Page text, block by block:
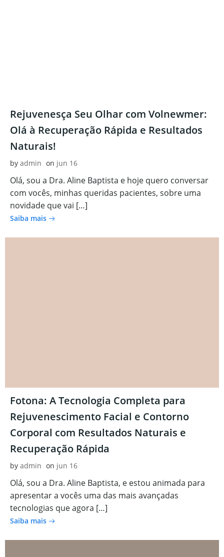
Rejuvenesça Seu Olhar com Volnewmer:
Olá à Recuperação Rápida e Resultados
Naturais!
by admin on jun 16
Olá, sou a Dra. Aline Baptista e hoje quero conversar
com vocês, minhas queridas pacientes, sobre uma
novidade que vai […]
Saiba mais
Fotona: A Tecnologia Completa para
Rejuvenescimento Facial e Contorno
Corporal com Resultados Naturais e
Recuperação Rápida
by admin on jun 16
Olá, sou a Dra. Aline Baptista, e estou animada para
apresentar a vocês uma das mais avançadas
tecnologias que agora […]
Saiba mais